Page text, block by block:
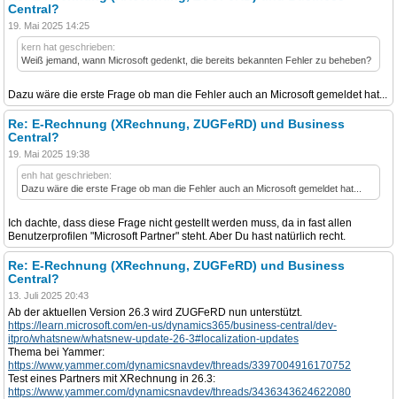
Central?
19. Mai 2025 14:25
kern hat geschrieben:
Weiß jemand, wann Microsoft gedenkt, die bereits bekannten Fehler zu beheben?
Dazu wäre die erste Frage ob man die Fehler auch an Microsoft gemeldet hat...
Re: E-Rechnung (XRechnung, ZUGFeRD) und Business
Central?
19. Mai 2025 19:38
enh hat geschrieben:
Dazu wäre die erste Frage ob man die Fehler auch an Microsoft gemeldet hat...
Ich dachte, dass diese Frage nicht gestellt werden muss, da in fast allen
Benutzerprofilen "Microsoft Partner" steht. Aber Du hast natürlich recht.
Re: E-Rechnung (XRechnung, ZUGFeRD) und Business
Central?
13. Juli 2025 20:43
Ab der aktuellen Version 26.3 wird ZUGFeRD nun unterstützt.
https://learn.microsoft.com/en-us/dynamics365/business-central/dev-
itpro/whatsnew/whatsnew-update-26-3#localization-updates
Thema bei Yammer:
https://www.yammer.com/dynamicsnavdev/threads/3397004916170752
Test eines Partners mit XRechnung in 26.3:
https://www.yammer.com/dynamicsnavdev/threads/3436343624622080